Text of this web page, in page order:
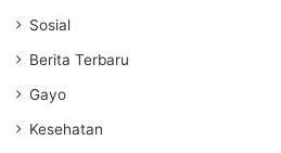
Sosial
Berita Terbaru
Gayo
Kesehatan